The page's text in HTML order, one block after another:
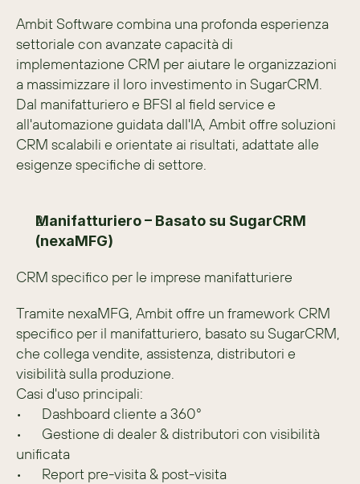
Ambit Software combina una profonda esperienza
settoriale con avanzate capacità di
implementazione CRM per aiutare le organizzazioni
a massimizzare il loro investimento in SugarCRM.
Dal manifatturiero e BFSI al field service e
all'automazione guidata dall'IA, Ambit offre soluzioni
CRM scalabili e orientate ai risultati, adattate alle
esigenze specifiche di settore.
Manifatturiero – Basato su SugarCRM
(nexaMFG)
CRM specifico per le imprese manifatturiere
Tramite nexaMFG, Ambit offre un framework CRM
specifico per il manifatturiero, basato su SugarCRM,
che collega vendite, assistenza, distributori e
visibilità sulla produzione.
Casi d'uso principali:
•	Dashboard cliente a 360°
•	Gestione di dealer & distributori con visibilità
unificata
•	Report pre-visita & post-visita